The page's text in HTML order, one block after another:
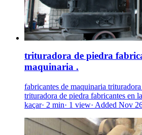
trituradora de piedra
maquinaria .
fabricantes de maquinaria
trituradora de piedra fabricantes en
kaçar· 2 min· 1 view· Added Nov